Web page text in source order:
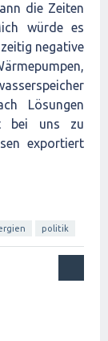
die Zeiten
würde es
negative
Lösungen
bei uns zu
exportiert
politik